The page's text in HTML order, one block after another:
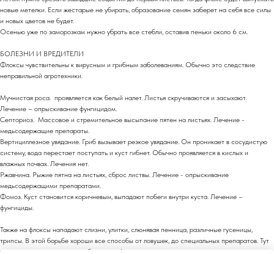
новые метелки. Если жестарые не убирать, образование семян заберет на себя все силы
и новых цветов не будет.
Осенью уже по заморозкам нужно убрать все стебли, оставив пеньки около 6 см.
БОЛЕЗНИ И ВРЕДИТЕЛИ
Флоксы чувствительны к вирусным и грибным заболеваниям. Обычно это следствие
неправильной агротехники.
Мучнистая роса. проявляется как белый налет. Листья скручиваются и засыхают.
Лечение – опрыскивание фунгицидом.
Септориоз. Массовое и стремительное высыпание пятен на листьях. Лечение -
медьсодержащие препараты.
Вертициллезное увядание. Гриб вызывает резкое увядание. Он проникает в сосудистую
систему, вода перестает поступать и куст гибнет. Обычно проявляется в кислых и
влажных почвах. Лечения нет.
Ржавчина. Рыжие пятна на листьях, сброс листвы. Лечение - опрыскивание
медьсодержащими препаратами.
Фомоз. Куст становится коричневым, выпадают побеги внутри куста. Лечение –
фунгициды.
Также на флоксы нападают слизни, улитки, слюнявая пенница, различные гусеницы,
трипсы. В этой борьбе хороши все способы от ловушек, до специальных препаратов. Тут
тило у вас в саду зоопарк, либо кратота!